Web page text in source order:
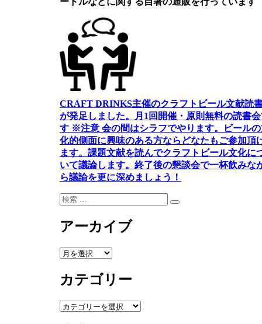
CRAFT DRINKS主催のクラフトビール文献読
が発足しました。
月1回開催・原則無料の読書
す ※注意 会の間はシラフでやります。
ビール
化的側面に興味のある方ならどなたもご参加頂
ます。 課題文献を読んでクラフトビール文化に
いて議論します。 終了後の懇談会で一杯飲みな
ら議論を更に深めましょう！
検
検
アーカイブ
ア
カ
イ
ブ
カテゴリー
カ